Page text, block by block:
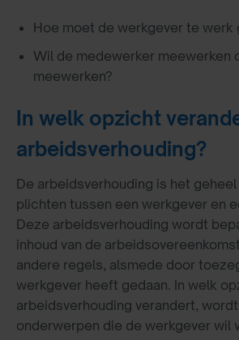
Hoe moet de werkgever te werk
Wil de medewerker meewerken
meewerken?
In welk opzicht
arbeidsverhouding?
De arbeidsverhouding is het
plichten tussen een werkgever en
Deze arbeidsverhouding wordt
inhoud van de
andere regels, alsmede door
werkgever heeft gedaan. In welk
arbeidsverhouding verandert,
onderwerpen die de werkgever wil